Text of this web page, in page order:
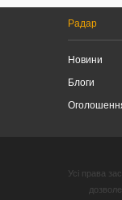
Радар
Новини
Блоги
Усі права